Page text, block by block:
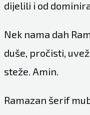
dijelili i od
Nek nama dah
duše, pročisti,
steže. Amin.
Ramazan šerif